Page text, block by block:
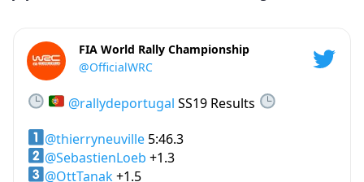
FIA World Rally Championship
@OfficialWRC
@rallydeportugal SS19 Results
@thierryneuville5:46.3
@SebastienLoeb +1.3
@OttTanak +1.5